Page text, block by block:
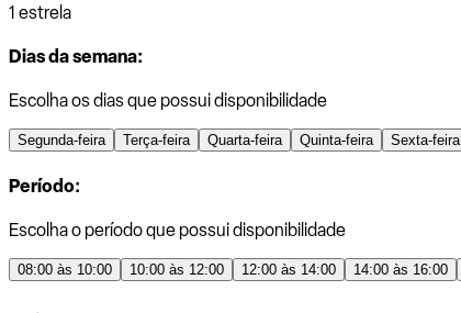
1 estrela
Dias da semana:
Escolha os dias que possui disponibilidade
Segunda-feira Terça-feira Quarta-feira Quinta-feira Sexta-feira
Período:
Escolha o período que possui disponibilidade
08:00 às 10:00 10:00 às 12:00 12:00 às 14:00 14:00 às 16:00